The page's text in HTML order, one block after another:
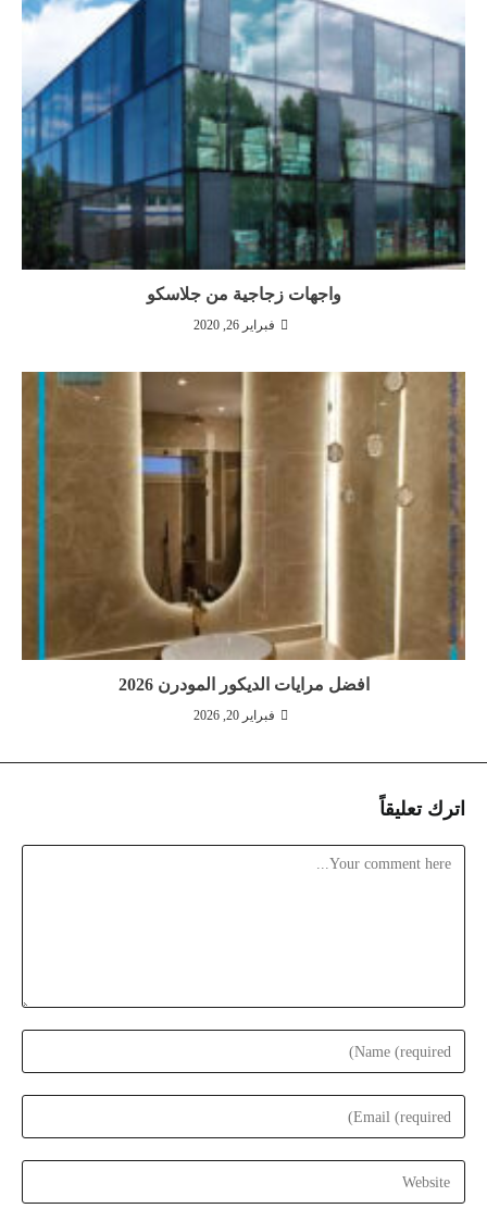
واجهات زجاجية من جلاسكو
فبراير 26, 2020
افضل مرايات الديكور المودرن 2026
فبراير 20, 2026
اترك تعليقاً
Comment
Enter
your
name
comment
Enter
your
email
address
Enter
your